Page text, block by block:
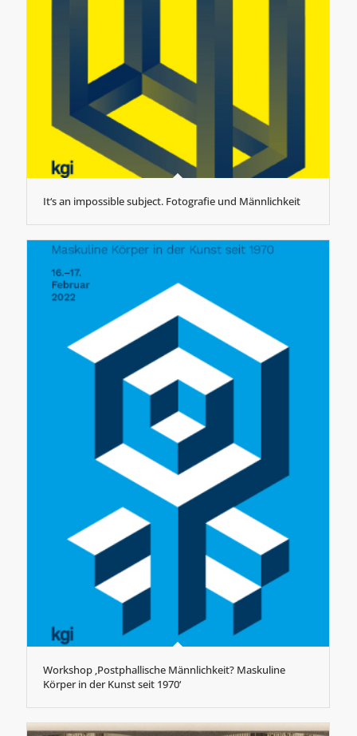
It‘s an impossible subject. Fotografie und Männlichkeit
Workshop ‚Postphallische Männlichkeit? Maskuline
Körper in der Kunst seit 1970‘